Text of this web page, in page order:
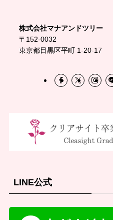
株式会社マナアンドツリー
〒152-0032
東京都目黒区平町 1-20-17
LINE公式